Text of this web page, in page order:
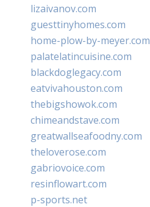
lizaivanov.com
guesttinyhomes.com
home-plow-by-meyer.com
palatelatincuisine.com
blackdoglegacy.com
eatvivahouston.com
thebigshowok.com
chimeandstave.com
greatwallseafoodny.com
theloverose.com
gabriovoice.com
resinflowart.com
p-sports.net